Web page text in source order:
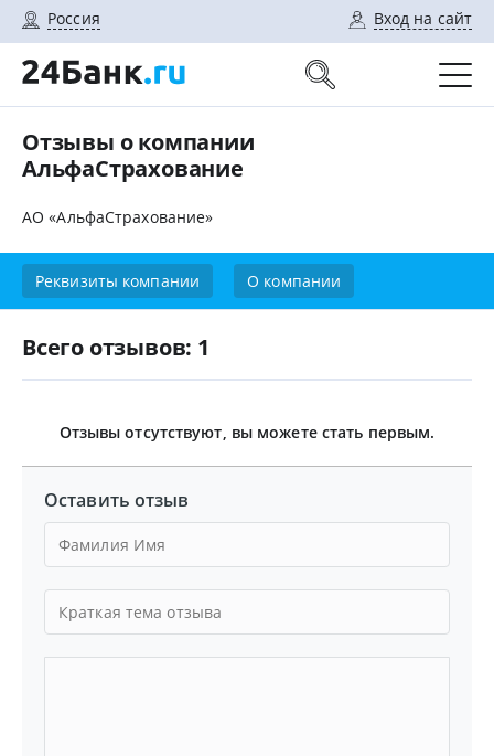
Россия Вход на сайт
Отзывы о компании
АльфаСтрахование
АО «АльфаСтрахование»
Реквизиты компании О компании
Всего отзывов: 1
Отзывы отсутствуют, вы можете стать первым.
Оставить отзыв